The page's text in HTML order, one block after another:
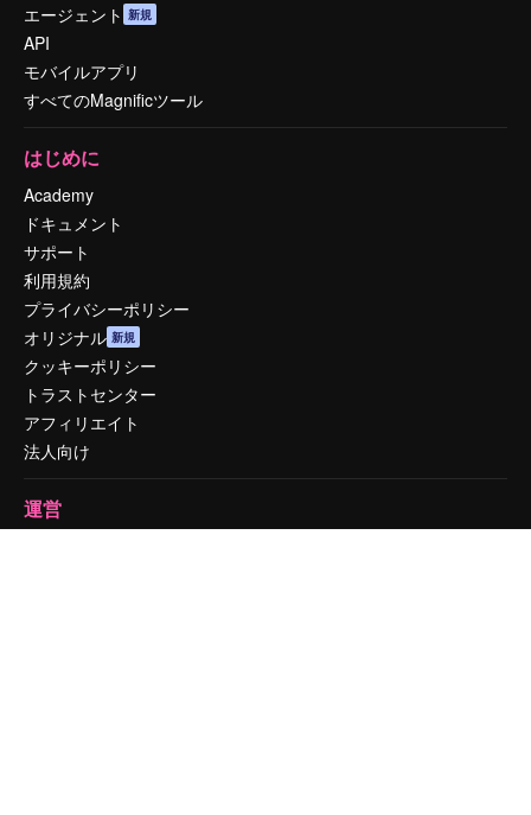
エージェント 新規
API
モバイルアプリ
すべてのMagnificツール
はじめに
Academy
ドキュメント
サポート
利用規約
プライバシーポリシー
オリジナル 新規
クッキーポリシー
トラストセンター
アフィリエイト
法人向け
運営